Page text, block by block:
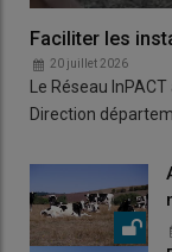
Faciliter les
20 juillet 2026
Le Réseau
Direction